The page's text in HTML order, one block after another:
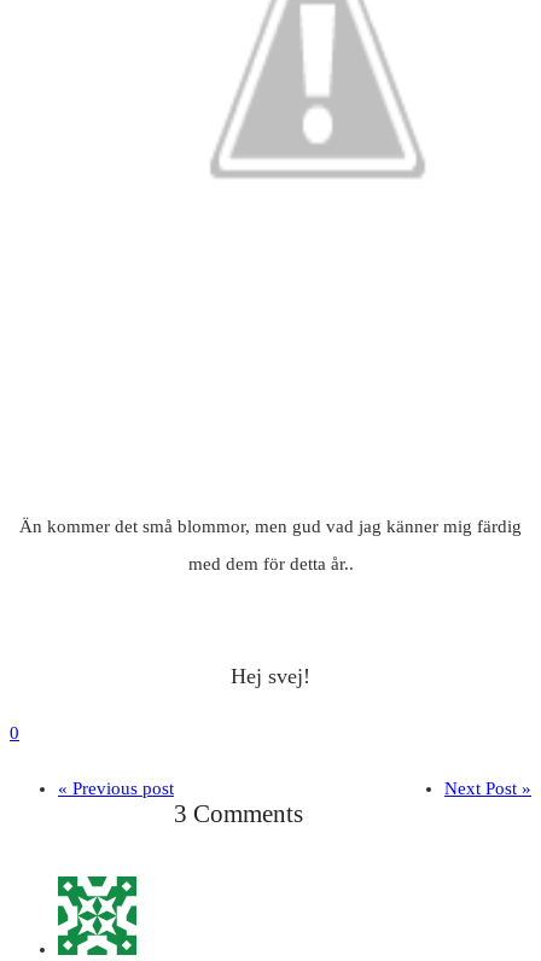
Än kommer det små blommor, men gud vad jag känner mig färdig
med dem för detta år..
Hej svej!
0
« Previous post Next Post »
3 Comments